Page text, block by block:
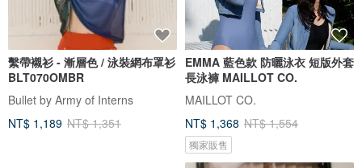
繫帶襯衫 - 漸層色 / 泳裝網布罩衫
BLT070OMBR
Bullet by Army of Interns
NT$ 1,189 NT$ 1,351
EMMA 藍色款 防曬泳衣 短版外套
長泳褲 MAILLOT CO.
MAILLOT CO.
NT$ 1,368 NT$ 1,554
獨家販售